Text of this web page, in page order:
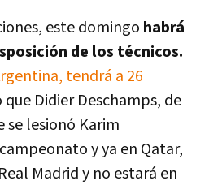
este domingo habrá
de los técnicos.
tendrá a 26
Didier Deschamps, de
se lesionó Karim
y ya en Qatar,
Madrid y no estará en